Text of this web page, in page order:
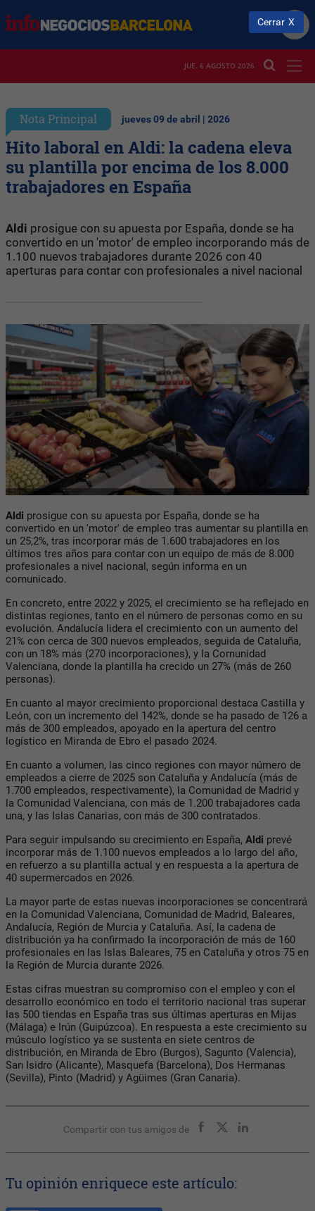
JUE. 6 AGOSTO 2026
Nota Principal jueves 09 de abril | 2026
Hito laboral en Aldi: la cadena eleva
su plantilla por encima de los 8.000
trabajadores en España
Aldi prosigue con su apuesta por España, donde se ha
convertido en un 'motor' de empleo incorporando más de
1.100 nuevos trabajadores durante 2026 con 40
aperturas para contar con profesionales a nivel nacional
Aldi prosigue con su apuesta por España, donde se ha
convertido en un 'motor' de empleo tras aumentar su plantilla en
un 25,2%, tras incorporar más de 1.600 trabajadores en los
últimos tres años para contar con un equipo de más de 8.000
profesionales a nivel nacional, según informa en un
comunicado.
En concreto, entre 2022 y 2025, el crecimiento se ha reflejado en
distintas regiones, tanto en el número de personas como en su
evolución. Andalucía lidera el crecimiento con un aumento del
21% con cerca de 300 nuevos empleados, seguida de Cataluña,
con un 18% más (270 incorporaciones), y la Comunidad
Valenciana, donde la plantilla ha crecido un 27% (más de 260
personas).
En cuanto al mayor crecimiento proporcional destaca Castilla y
León, con un incremento del 142%, donde se ha pasado de 126 a
más de 300 empleados, apoyado en la apertura del centro
logístico en Miranda de Ebro el pasado 2024.
En cuanto a volumen, las cinco regiones con mayor número de
empleados a cierre de 2025 son Cataluña y Andalucía (más de
1.700 empleados, respectivamente), la Comunidad de Madrid y
la Comunidad Valenciana, con más de 1.200 trabajadores cada
una, y las Islas Canarias, con más de 300 contratados.
Para seguir impulsando su crecimiento en España, Aldi prevé
incorporar más de 1.100 nuevos empleados a lo largo del año,
en refuerzo a su plantilla actual y en respuesta a la apertura de
40 supermercados en 2026.
La mayor parte de estas nuevas incorporaciones se concentrará
en la Comunidad Valenciana, Comunidad de Madrid, Baleares,
Andalucía, Región de Murcia y Cataluña. Así, la cadena de
distribución ya ha confirmado la incorporación de más de 160
profesionales en las Islas Baleares, 75 en Cataluña y otros 75 en
la Región de Murcia durante 2026.
Estas cifras muestran su compromiso con el empleo y con el
desarrollo económico en todo el territorio nacional tras superar
las 500 tiendas en España tras sus últimas aperturas en Mijas
(Málaga) e Irún (Guipúzcoa). En respuesta a este crecimiento su
músculo logístico ya se sustenta en siete centros de
distribución, en Miranda de Ebro (Burgos), Sagunto (Valencia),
San Isidro (Alicante), Masquefa (Barcelona), Dos Hermanas
(Sevilla), Pinto (Madrid) y Agüimes (Gran Canaria).
Compartir con tus amigos de
Tu opinión enriquece este artículo:
Cerrar